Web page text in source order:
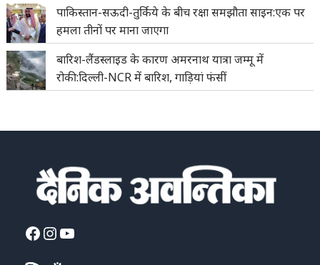
पाकिस्तान-सऊदी-तुर्किये के बीच रक्षा समझौता साइन:एक पर
हमला तीनों पर माना जाएगा
बारिश-लैंडस्लाइड के कारण अमरनाथ यात्रा जम्मू में
रोकी:दिल्ली-NCR में बारिश, गाड़ियां फंसीं
Facebook
Instagram
YouTube